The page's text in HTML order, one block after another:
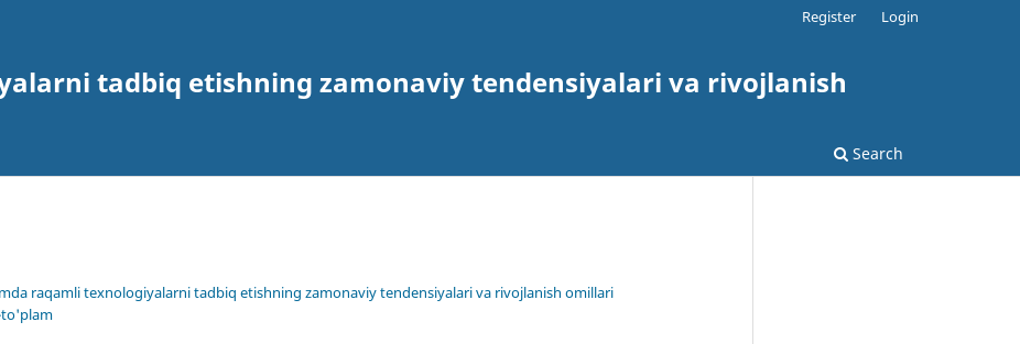
tadbiq etishning zamonaviy tendensiyalari va rivojlanish
Search
Register Login
raqamli texnologiyalarni tadbiq etishning zamonaviy tendensiyalari va rivojlanish omillari
to'plam